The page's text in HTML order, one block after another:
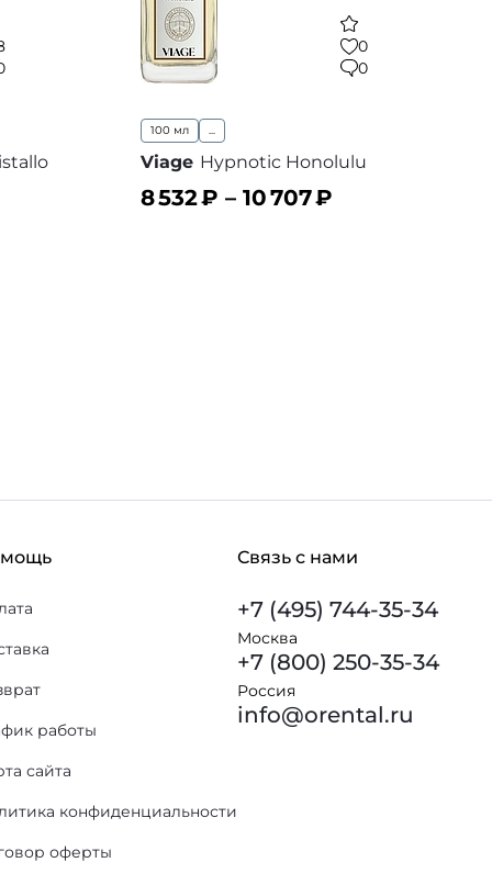
0
0
100 мл ...
Viage Hypnotic Honolulu
8 532₽ – 10 707₽
работы
сайта
конфиденциальности
оферты
Связь с нами
+7 (495) 744-35-34
Москва
+7 (800) 250-35-34
Россия
info@orental.ru